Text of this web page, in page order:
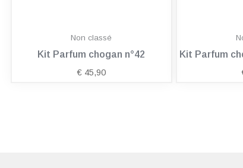
Non classé
Kit Parfum chogan n°42
€ 45,90
Kit Parfum